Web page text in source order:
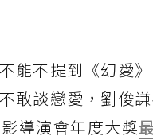
能不提到《幻愛
敢談戀愛，劉俊
導演會年度大獎